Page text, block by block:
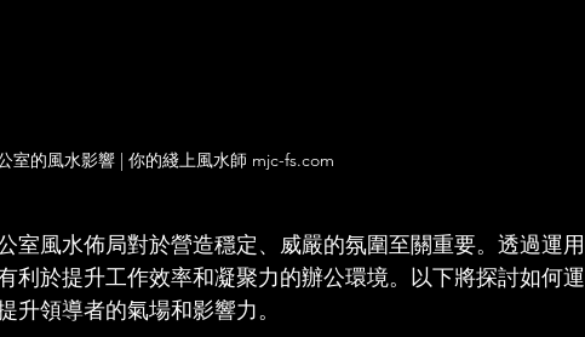
室的風水影響 | 你的綫上風水師 mjc-fs.com
室風水佈局對於營造穩定、威嚴的氛圍至關重要。透過運用
利於提升工作效率和凝聚力的辦公環境。以下將探討如何運
升領導者的氣場和影響力。